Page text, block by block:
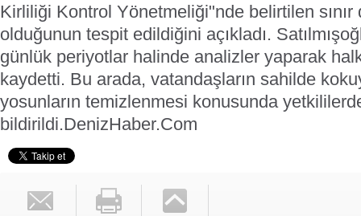
Kirliliği Kontrol Yönetmeliği"nde belirtilen sınır
olduğunun tespit edildiğini açıkladı.
günlük periyotlar halinde analizler yaparak
kaydetti. Bu arada, vatandaşların sahilde
yosunların temizlenmesi konusunda
bildirildi.DenizHaber.Com